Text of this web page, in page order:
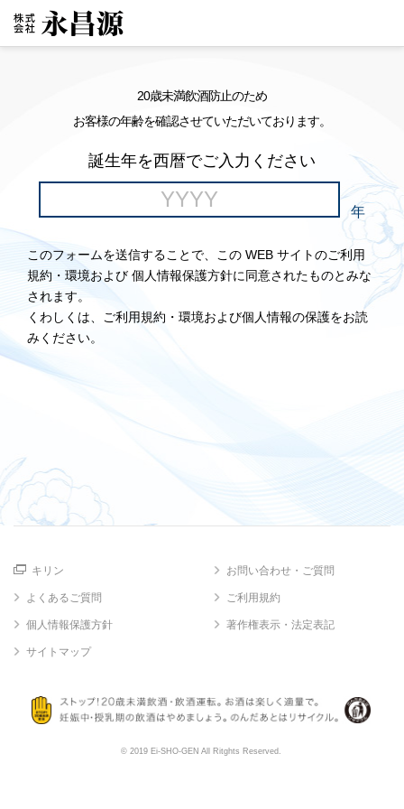
20歳未満飲酒防止のため
お客様の年齢を確認させていただいております。
誕生年を西暦でご入力ください
年
このフォームを送信することで、この WEB サイトのご利用
規約・環境および 個人情報保護方針に同意されたものとみな
されます。
くわしくは、ご利用規約・環境および個人情報の保護をお読
みください。
キリン お問い合わせ・ご質問
よくあるご質問 ご利用規約
個人情報保護方針 著作権表示・法定表記
サイトマップ
© 2019 Ei-SHO-GEN All Ritghts Reserved.